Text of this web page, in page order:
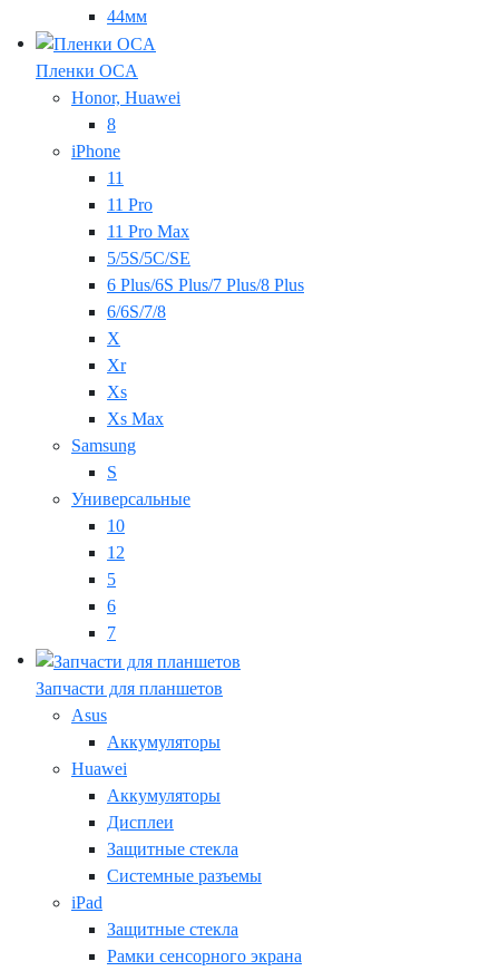
44мм
Пленки OCA
Honor, Huawei
8
iPhone
11
11 Pro
11 Pro Max
5/5S/5C/SE
6 Plus/6S Plus/7 Plus/8 Plus
6/6S/7/8
X
Xr
Xs
Xs Max
Samsung
S
Универсальные
10
12
5
6
7
Запчасти для планшетов
Asus
Аккумуляторы
Huawei
Аккумуляторы
Дисплеи
Защитные стекла
Системные разъемы
iPad
Защитные стекла
Рамки сенсорного экрана